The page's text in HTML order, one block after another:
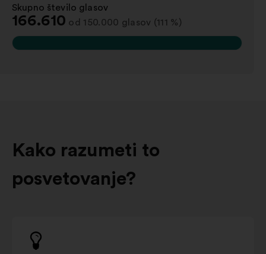
Skupno število glasov
:
166.610 od 150.000 glasov (111 %)
Kako razumeti to
posvetovanje?